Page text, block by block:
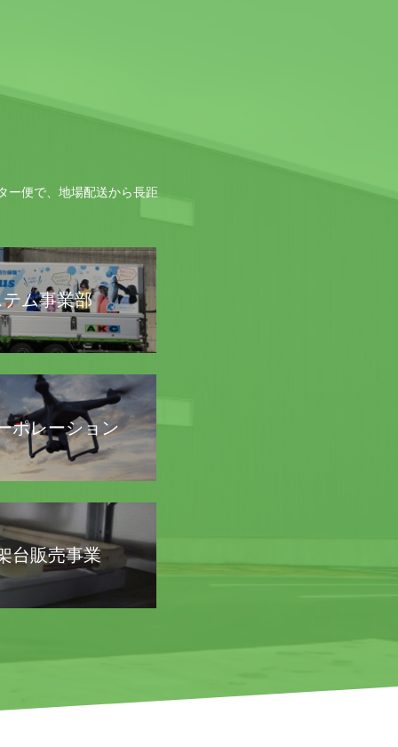
ー便で、地場配送から長距
ム事業部
ポレーション
台販売事業